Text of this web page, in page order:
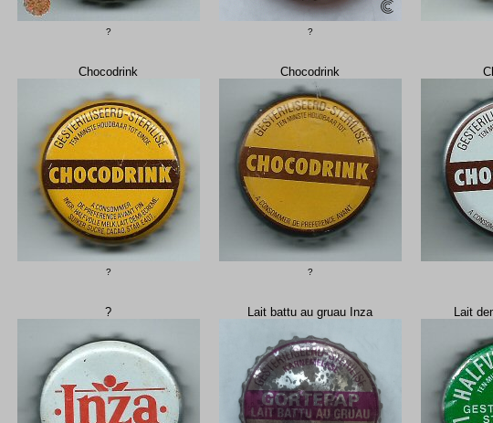
? ?
Chocodrink
?
Chocodrink
?
? Lait battu au gruau Inza Lait